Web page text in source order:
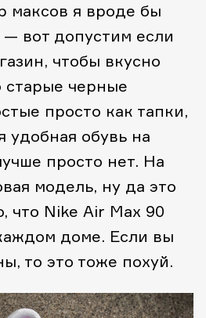
максов я вроде бы
вот допустим если
чтобы вкусно
старые черные
просто как тапки,
удобная обувь на
просто нет. На
модель, ну да это
что Nike Air Max 90
доме. Если вы
то это тоже похуй.